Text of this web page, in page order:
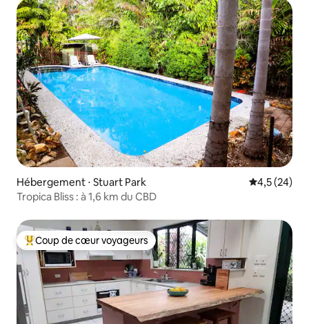
Hébergement ⋅ Stuart Park Évaluation
4,5 (24)
Tropica Bliss : à 1,6 km du CBD
Coups de cœur voyageurs les plus appréciés
Coup de cœur voyageurs